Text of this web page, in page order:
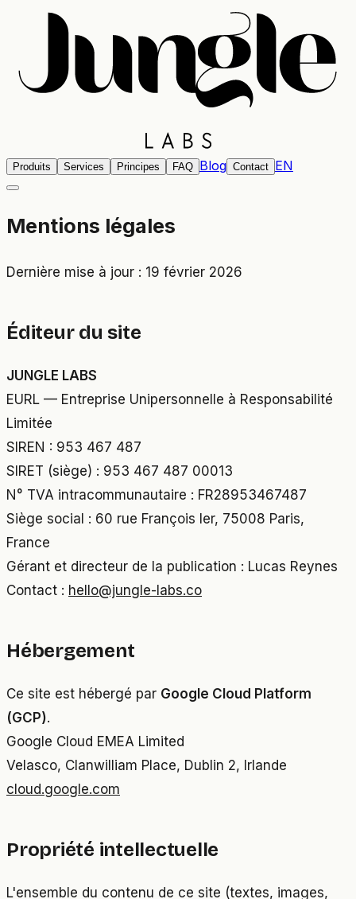
Produits Services Principes FAQ Blog Contact EN
Mentions légales
Dernière mise à jour : 19 février 2026
Éditeur du site
JUNGLE LABS
EURL — Entreprise Unipersonnelle à Responsabilité
Limitée
SIREN : 953 467 487
SIRET (siège) : 953 467 487 00013
N° TVA intracommunautaire : FR28953467487
Siège social : 60 rue François Ier, 75008 Paris,
France
Gérant et directeur de la publication : Lucas Reynes
Contact : hello@jungle-labs.co
Hébergement
Ce site est hébergé par Google Cloud Platform
(GCP).
Google Cloud EMEA Limited
Velasco, Clanwilliam Place, Dublin 2, Irlande
cloud.google.com
Propriété intellectuelle
L'ensemble du contenu de ce site (textes, images,